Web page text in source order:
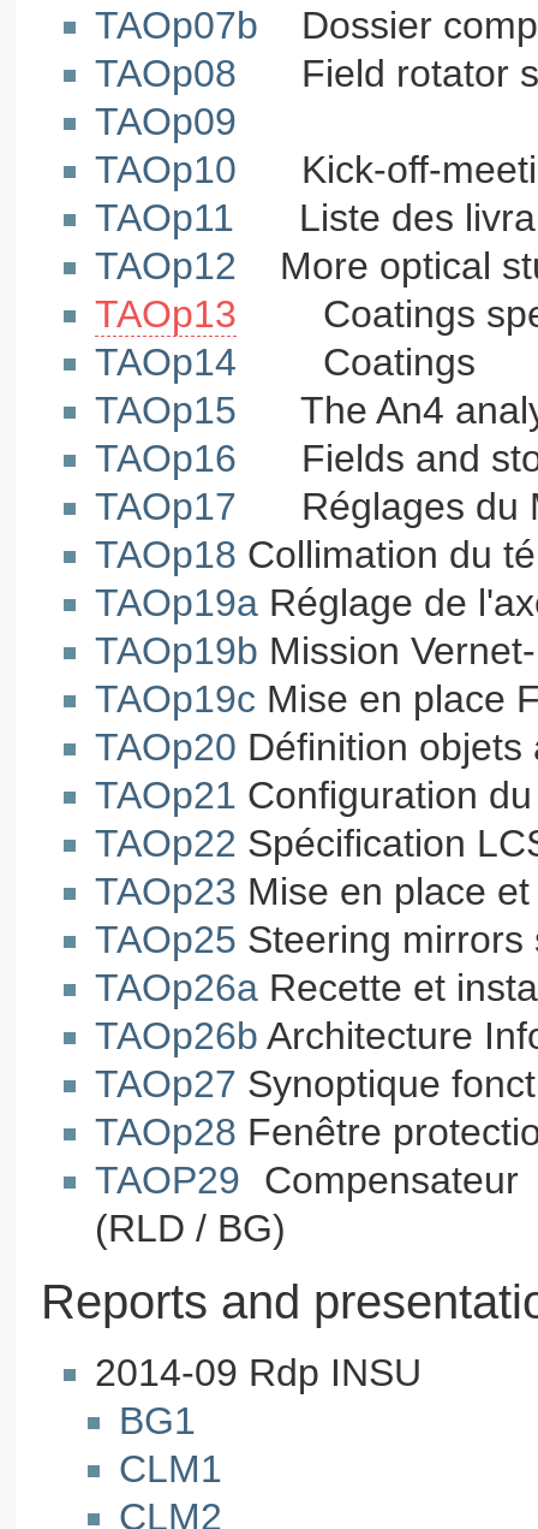
TAOp07b Dossier
TAOp08 Field rotator
TAOp09
TAOp10 Kick-off-
TAOp11 Liste des
TAOp12 More optical
TAOp13 Coatings
TAOp14 Coatings
TAOp15 The An4
TAOp16 Fields and
TAOp17 Réglages du
TAOp18 Collimation du
TAOp19a Réglage de
TAOp19b Mission
TAOp19c Mise en place
TAOp20 Définition objets
TAOp21 Configuration
TAOp22 Spécification
TAOp23 Mise en place
TAOp25 Steering mirrors
TAOp26a Recette et
TAOp26b Architecture
TAOp27 Synoptique
TAOp28 Fenêtre
TAOP29
(RLD / BG)
Reports and
2014-09 Rdp INSU
BG1
CLM1
CLM2